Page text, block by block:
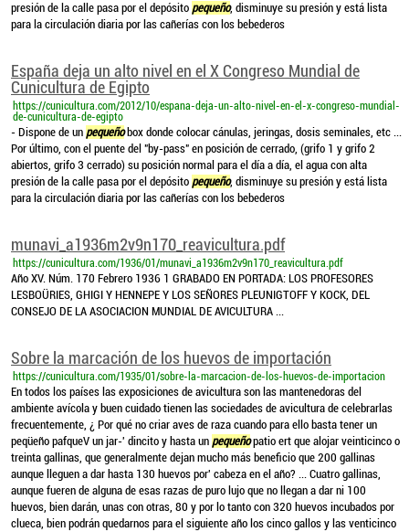
presión de la calle pasa por el depósito pequeño, disminuye su presión y está lista
para la circulación diaria por las cañerías con los bebederos
España deja un alto nivel en el X Congreso Mundial de
Cunicultura de Egipto
https://cunicultura.com/2012/10/espana-deja-un-alto-nivel-en-el-x-congreso-mundial-
de-cunicultura-de-egipto
- Dispone de un pequeñobox donde colocar cánulas, jeringas, dosis seminales, etc ...
Por último, con el puente del "by-pass" en posición de cerrado, (grifo 1 y grifo 2
abiertos, grifo 3 cerrado) su posición normal para el día a día, el agua con alta
presión de la calle pasa por el depósito pequeño, disminuye su presión y está lista
para la circulación diaria por las cañerías con los bebederos
munavi_a1936m2v9n170_reavicultura.pdf
https://cunicultura.com/1936/01/munavi_a1936m2v9n170_reavicultura.pdf
Año XV. Núm. 170 Febrero 1936 1 GRABADO EN PORTADA: LOS PROFESORES
LESBOÜRIES, GHIGI Y HENNEPE Y LOS SEÑORES PLEUNIGTOFF Y KOCK, DEL
CONSEJO DE LA ASOCIACION MUNDIAL DE AVICULTURA ...
Sobre la marcación de los huevos de importación
https://cunicultura.com/1935/01/sobre-la-marcacion-de-los-huevos-de-importacion
En todos los países las exposiciones de avicultura son las mantenedoras del
ambiente avícola y buen cuidado tienen las sociedades de avicultura de celebrarlas
frecuentemente, ¿ Por qué no criar aves de raza cuando para ello basta tener un
peqüeño pafqueV un jar-' dincito y hasta un pequeñopatio ert que alojar veinticinco o
treinta gallinas, que generalmente dejan mucho más beneficio que 200 gallinas
aunque lleguen a dar hasta 130 huevos por' cabeza en el año? ... Cuatro gallinas,
aunque fueren de alguna de esas razas de puro lujo que no llegan a dar ni 100
huevos, bien darán, unas con otras, 80 y por lo tanto con 320 huevos incubados por
clueca, bien podrán quedarnos para el siguiente año los cinco gallos y las venticinco